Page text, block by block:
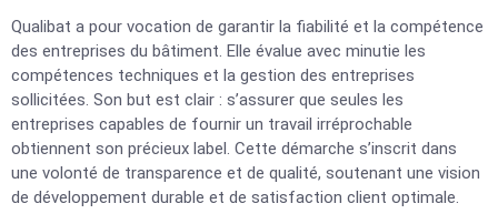
Qualibat a pour vocation de garantir la fiabilité et la compétence
des entreprises du bâtiment. Elle évalue avec minutie les
compétences techniques et la gestion des entreprises
sollicitées. Son but est clair : s’assurer que seules les
entreprises capables de fournir un travail irréprochable
obtiennent son précieux label. Cette démarche s’inscrit dans
une volonté de transparence et de qualité, soutenant une vision
de développement durable et de satisfaction client optimale.